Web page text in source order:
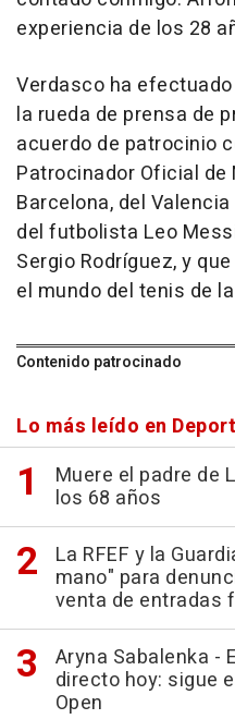
experiencia de los 28
Verdasco ha
la rueda de prensa de
acuerdo de patrocinio
Patrocinador Oficial de
Barcelona, del
del futbolista Leo
Sergio Rodríguez, y
el mundo del tenis de
Contenido patrocinado
Lo más leído en
Muere el padre de
los 68 años
La RFEF y la
mano" para
venta de entradas
Aryna Sabalenka -
directo hoy: sigue
Open